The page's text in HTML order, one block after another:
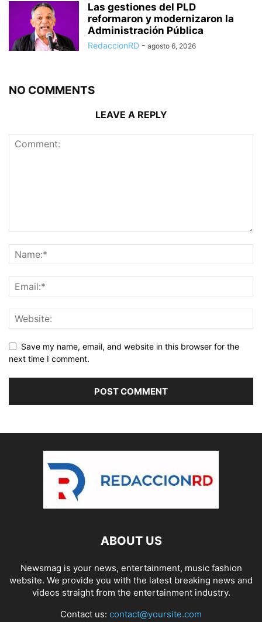
Las gestiones del PLD
reformaron y modernizaron la
Administración Pública
RedaccionRD - agosto 6, 2026
NO COMMENTS
LEAVE A REPLY
Save my name, email, and website in this browser for the
next time I comment.
ABOUT US
Newsmag is your news, entertainment, music fashion
website. We provide you with the latest breaking news and
videos straight from the entertainment industry.
Contact us: contact@yoursite.com